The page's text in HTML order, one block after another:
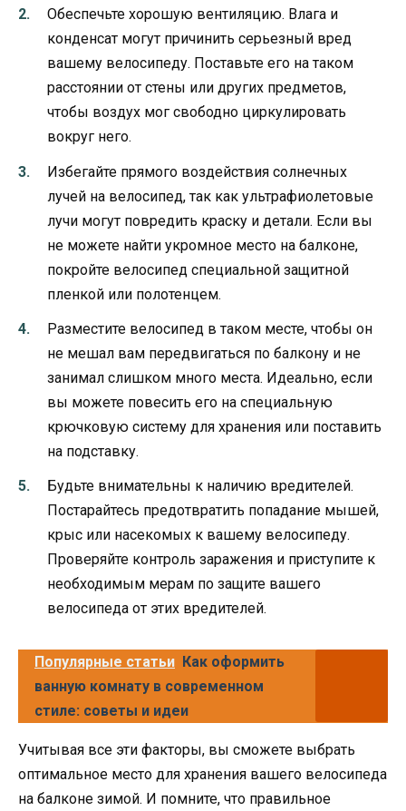
Обеспечьте хорошую вентиляцию. Влага и
конденсат могут причинить серьезный вред
вашему велосипеду. Поставьте его на таком
расстоянии от стены или других предметов,
чтобы воздух мог свободно циркулировать
вокруг него.
Избегайте прямого воздействия солнечных
лучей на велосипед, так как ультрафиолетовые
лучи могут повредить краску и детали. Если вы
не можете найти укромное место на балконе,
покройте велосипед специальной защитной
пленкой или полотенцем.
Разместите велосипед в таком месте, чтобы он
не мешал вам передвигаться по балкону и не
занимал слишком много места. Идеально, если
вы можете повесить его на специальную
крючковую систему для хранения или поставить
на подставку.
Будьте внимательны к наличию вредителей.
Постарайтесь предотвратить попадание мышей,
крыс или насекомых к вашему велосипеду.
Проверяйте контроль заражения и приступите к
необходимым мерам по защите вашего
велосипеда от этих вредителей.
Популярные статьи Как оформить
ванную комнату в современном
стиле: советы и идеи
Учитывая все эти факторы, вы сможете выбрать
оптимальное место для хранения вашего велосипеда
на балконе зимой. И помните, что правильное